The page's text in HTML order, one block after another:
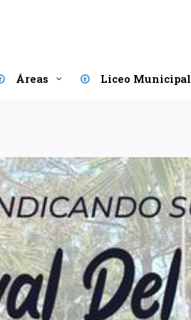
Áreas Liceo Municipal